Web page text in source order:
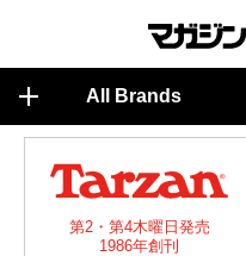
All Brands
第2・第4木曜日発売
1986年創刊